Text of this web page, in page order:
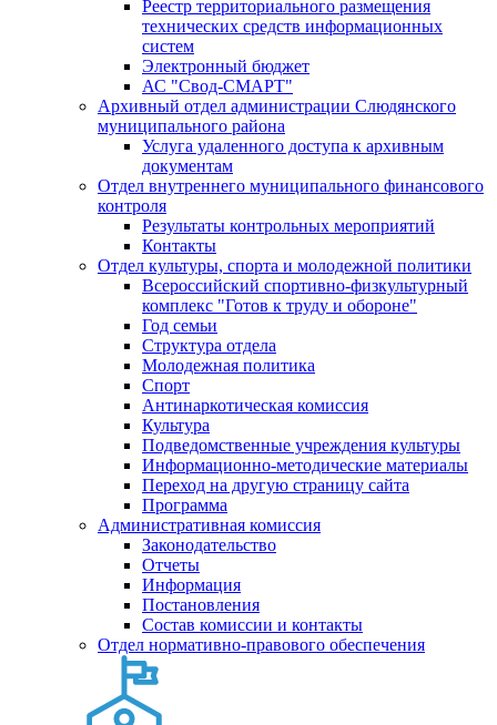
Реестр территориального размещения
технических средств информационных
систем
Электронный бюджет
АС "Свод-СМАРТ"
Архивный отдел администрации Слюдянского
муниципального района
Услуга удаленного доступа к архивным
документам
Отдел внутреннего муниципального финансового
контроля
Результаты контрольных мероприятий
Контакты
Отдел культуры, спорта и молодежной политики
Всероссийский спортивно-физкультурный
комплекс "Готов к труду и обороне"
Год семьи
Структура отдела
Молодежная политика
Спорт
Антинаркотическая комиссия
Культура
Подведомственные учреждения культуры
Информационно-методические материалы
Переход на другую страницу сайта
Программа
Административная комиссия
Законодательство
Отчеты
Информация
Постановления
Состав комиссии и контакты
Отдел нормативно-правового обеспечения